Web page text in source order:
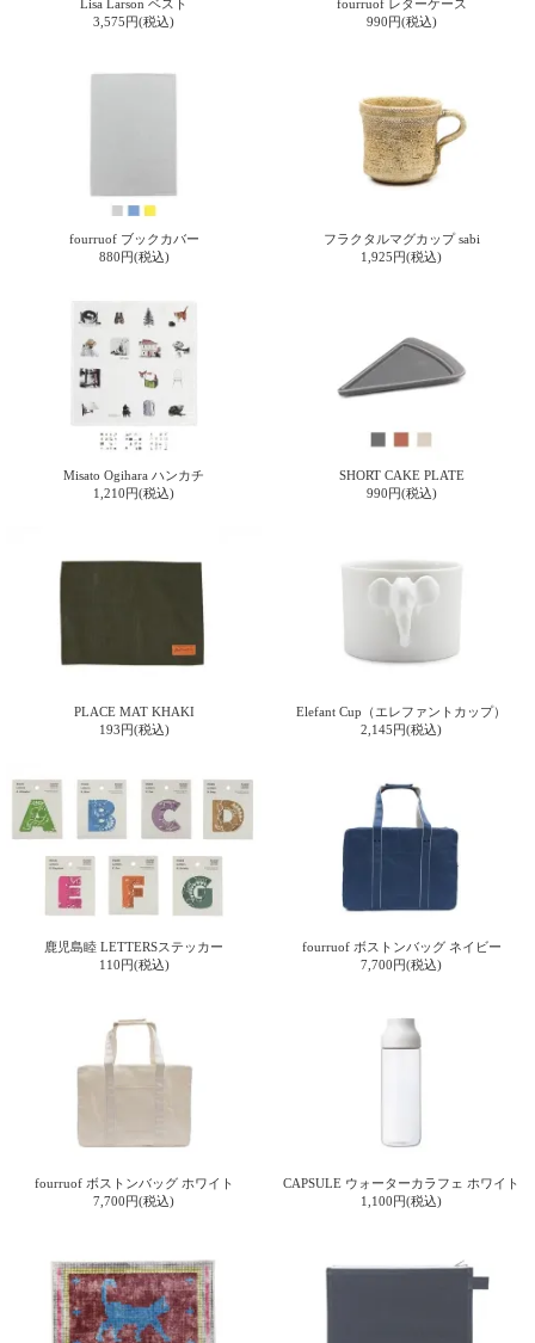
Lisa Larson ベスト
3,575円(税込)
fourruof レターケース
990円(税込)
fourruof ブックカバー
880円(税込)
フラクタルマグカップ sabi
1,925円(税込)
Misato Ogihara ハンカチ
1,210円(税込)
SHORT CAKE PLATE
990円(税込)
PLACE MAT KHAKI
193円(税込)
Elefant Cup（エレファントカップ）
2,145円(税込)
鹿児島睦 LETTERSステッカー
110円(税込)
fourruof ボストンバッグ ネイビー
7,700円(税込)
fourruof ボストンバッグ ホワイト
7,700円(税込)
CAPSULE ウォーターカラフェ ホワイト
1,100円(税込)